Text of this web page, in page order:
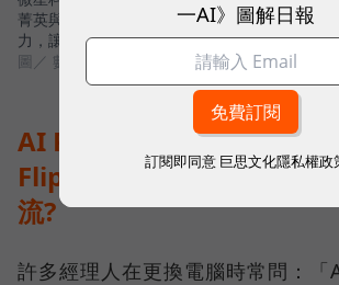
菁英與專業人士打造的解方，高畫質 OLED 顯
力，讓 AI 真正流暢地融入日常工作流程。
圖／ 數位時代
AI PC 時代來臨：MSI
Flip AI+ 如何用地端AI算
流?
許多經理人在更換電腦時常問：「
一AI》圖解日報
訂閱即同意 巨思文化隱私權政